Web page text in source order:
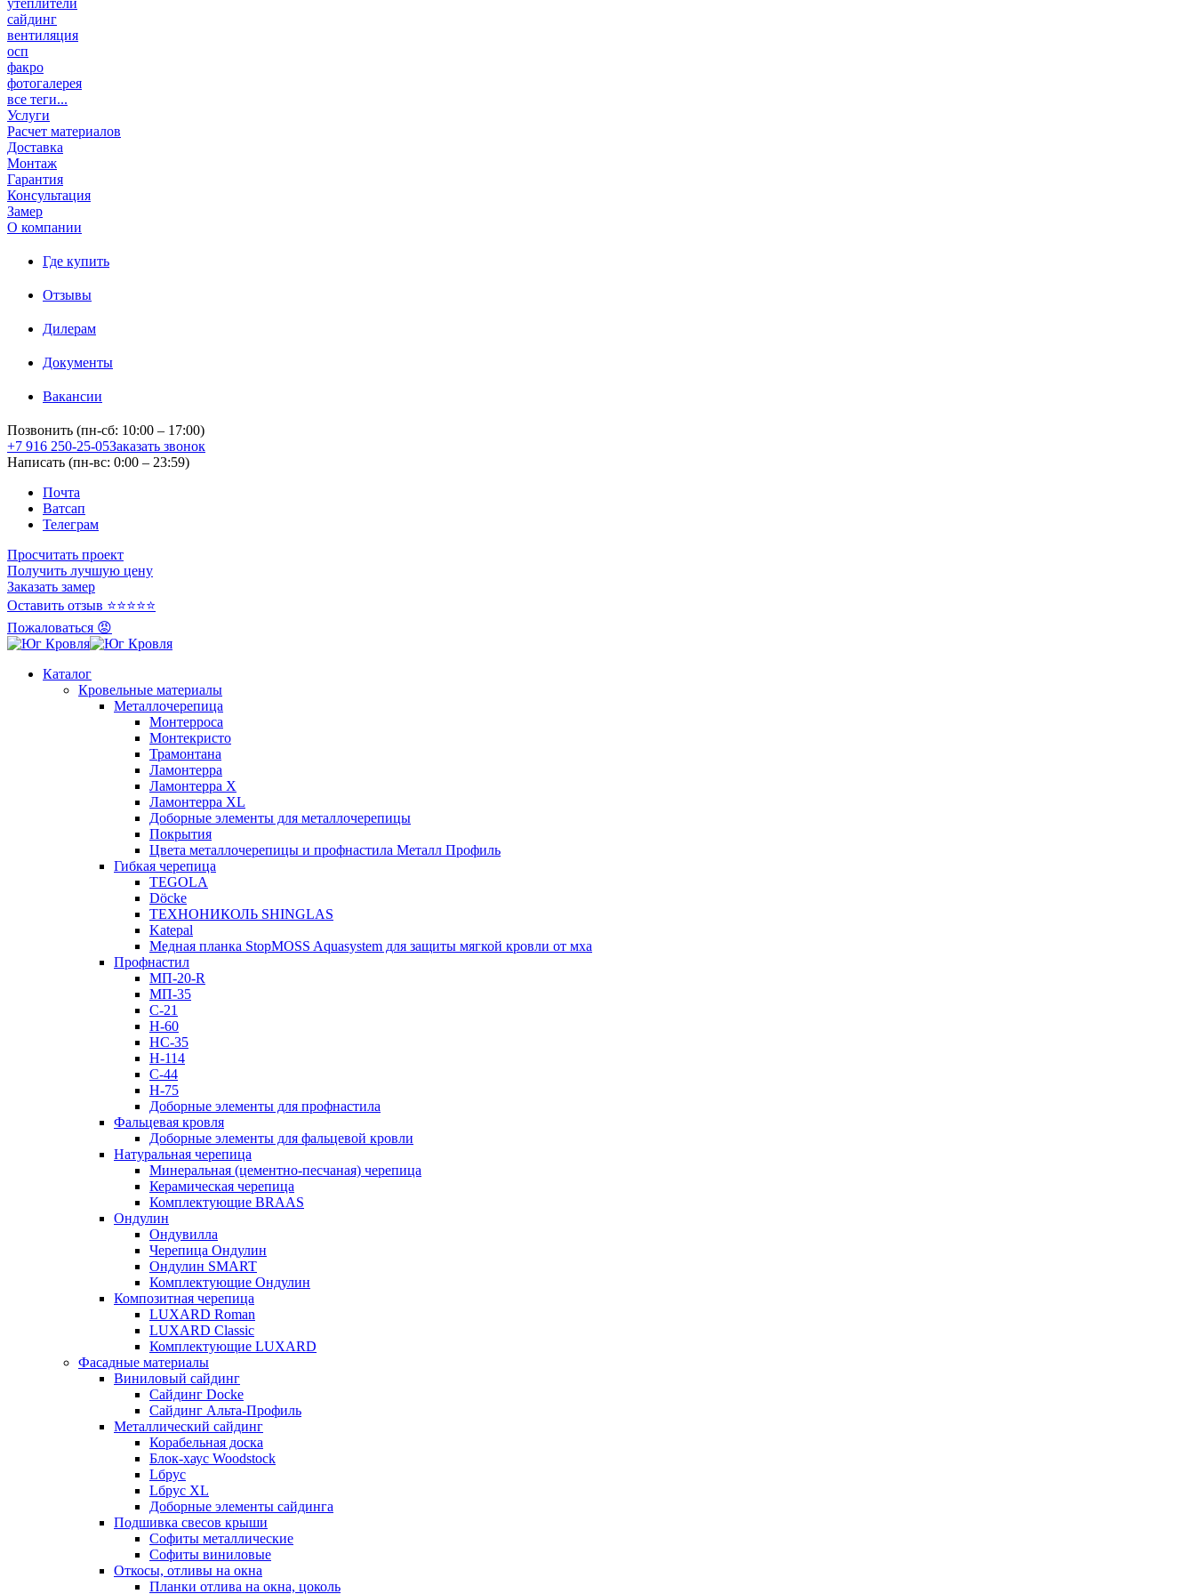
утеплители
сайдинг
вентиляция
осп
факро
фотогалерея
все теги...
Услуги
Расчет материалов
Доставка
Монтаж
Гарантия
Консультация
Замер
О компании
Где купить
Отзывы
Дилерам
Документы
Вакансии
Позвонить (пн-сб: 10:00 – 17:00)
+7 916 250-25-05Заказать звонок
Написать (пн-вс: 0:00 – 23:59)
Почта
Ватсап
Телеграм
Просчитать проект
Получить лучшую цену
Заказать замер
Оставить отзыв ⭐⭐⭐⭐⭐
Пожаловаться 😡
Каталог
Кровельные материалы
Металлочерепица
Монтерроса
Монтекристо
Трамонтана
Ламонтерра
Ламонтерра X
Ламонтерра XL
Доборные элементы для металлочерепицы
Покрытия
Цвета металлочерепицы и профнастила Металл Профиль
Гибкая черепица
TEGOLA
Döcke
ТЕХНОНИКОЛЬ SHINGLAS
Katepal
Медная планка StopMOSS Aquasystem для защиты мягкой кровли от мха
Профнастил
МП-20-R
МП-35
С-21
Н-60
НС-35
Н-114
С-44
Н-75
Доборные элементы для профнастила
Фальцевая кровля
Доборные элементы для фальцевой кровли
Натуральная черепица
Минеральная (цементно-песчаная) черепица
Керамическая черепица
Комплектующие BRAAS
Ондулин
Ондувилла
Черепица Ондулин
Ондулин SMART
Комплектующие Ондулин
Композитная черепица
LUXARD Roman
LUXARD Classic
Комплектующие LUXARD
Фасадные материалы
Виниловый сайдинг
Сайдинг Docke
Сайдинг Альта-Профиль
Металлический сайдинг
Корабельная доска
Блок-хаус Woodstock
Lбрус
Lбрус XL
Доборные элементы сайдинга
Подшивка свесов крыши
Софиты металлические
Софиты виниловые
Откосы, отливы на окна
Планки отлива на окна, цоколь